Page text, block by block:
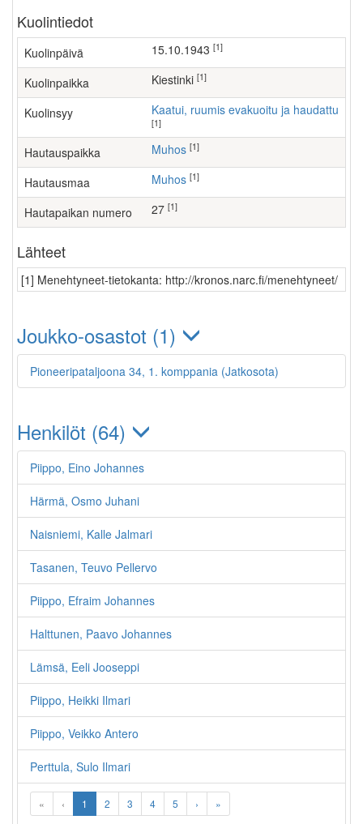
Kuolintiedot
Kuolinpäivä 15.10.1943 [1]
Kuolinpaikka Kiestinki [1]
Kuolinsyy Kaatui, ruumis evakuoitu ja haudattu
[1]
Hautauspaikka Muhos [1]
Hautausmaa Muhos [1]
Hautapaikan numero 27 [1]
Lähteet
[1] Menehtyneet-tietokanta: http://kronos.narc.fi/menehtyneet/
Joukko-osastot (1)
Pioneeripataljoona 34, 1. komppania (Jatkosota)
Henkilöt (64)
Piippo, Eino Johannes
Härmä, Osmo Juhani
Naisniemi, Kalle Jalmari
Tasanen, Teuvo Pellervo
Piippo, Efraim Johannes
Halttunen, Paavo Johannes
Lämsä, Eeli Jooseppi
Piippo, Heikki Ilmari
Piippo, Veikko Antero
Perttula, Sulo Ilmari
« ‹ 1 2 3 4 5 › »